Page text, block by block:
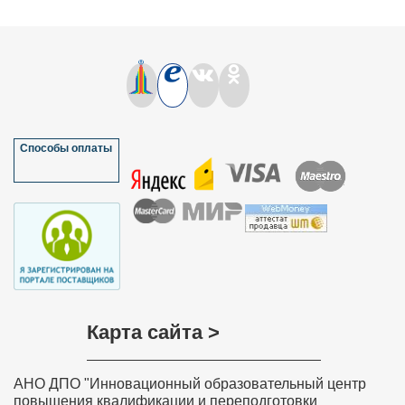
«Наполним красками обучение». Своим коллегам я
порекомендовала Ваш сайт не только педагогам
колледжа, но и педагогам края, так кА на базе нашего
колледжа проходил Фестиваль педагогических идей.
Мазулёва Ольга Ивановна, учитель
математики МОУ “Петропавловская
основная общеобразовательная школа”
Краснозерского района Новосибирской
области
Хочу выразить слова благодарности всем, кто
необходимы в повседневной преподавательской
Вашем курсе, будет очень полезна в моей
сказать, что все знания и теоретические навыки,
представленные в этом курсе, будут применяться
Способы оплаты
Карта сайта >
АНО ДПО "Инновационный образовательный центр
повышения квалификации и переподготовки